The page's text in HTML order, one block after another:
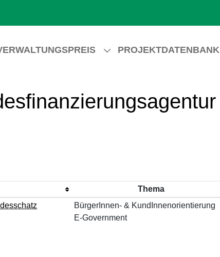
PROJEKTDATENBANK
Thema
BürgerInnen- & KundInnenorientierung
E-Government